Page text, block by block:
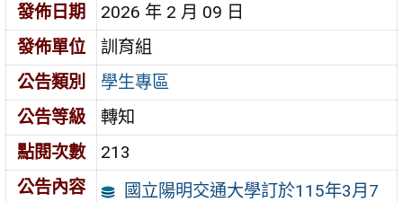
發佈日期
2026 年 2 月 09 日
發佈單位
訓育組
公告類別
學生專區
公告等級
轉知
點閱次數
213
公告內容
國立陽明交通大學訂於115年3月7